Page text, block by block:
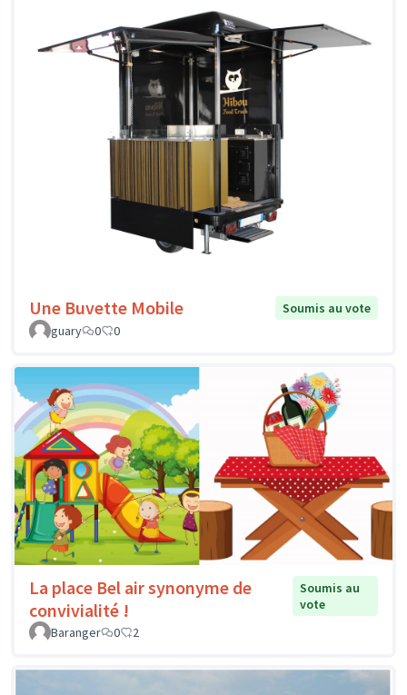
Une Buvette Mobile
Soumis au vote
guary
0 0
La place Bel air synonyme de
convivialité !
Soumis au
vote
Baranger
0 2